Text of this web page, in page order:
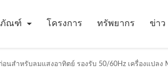
ภัณฑ์ โครงการ ทรัพยากร ข่าว
นสําหรับลมแสงอาทิตย์ รองรับ 50/60Hz เครื่องแปลง